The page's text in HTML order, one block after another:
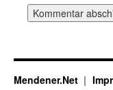
Mendener.Net